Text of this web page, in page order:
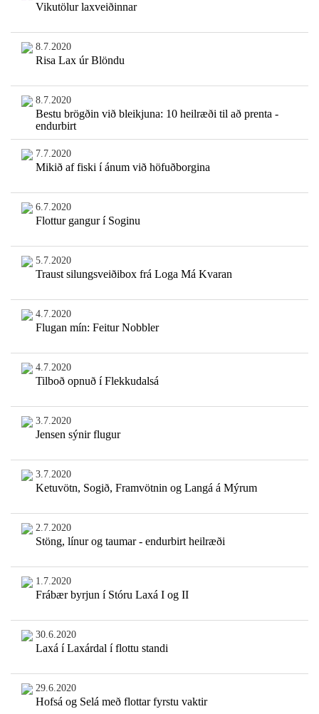
Vikutölur laxveiðinnar
8.7.2020
Risa Lax úr Blöndu
8.7.2020
Bestu brögðin við bleikjuna: 10 heilræði til að prenta -
endurbirt
7.7.2020
Mikið af fiski í ánum við höfuðborgina
6.7.2020
Flottur gangur í Soginu
5.7.2020
Traust silungsveiðibox frá Loga Má Kvaran
4.7.2020
Flugan mín: Feitur Nobbler
4.7.2020
Tilboð opnuð í Flekkudalsá
3.7.2020
Jensen sýnir flugur
3.7.2020
Ketuvötn, Sogið, Framvötnin og Langá á Mýrum
2.7.2020
Stöng, línur og taumar - endurbirt heilræði
1.7.2020
Frábær byrjun í Stóru Laxá I og II
30.6.2020
Laxá í Laxárdal í flottu standi
29.6.2020
Hofsá og Selá með flottar fyrstu vaktir